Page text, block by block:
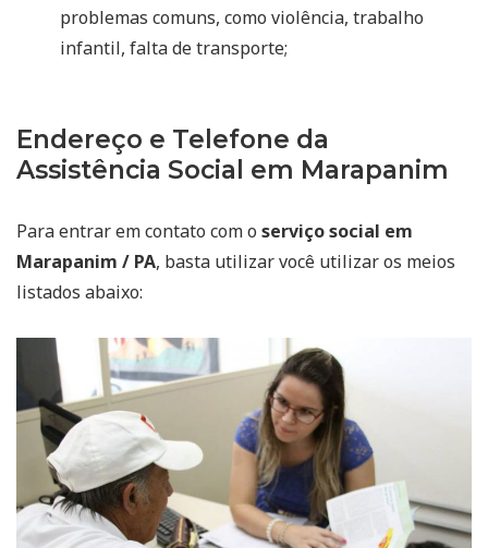
problemas comuns, como violência, trabalho
infantil, falta de transporte;
Endereço e Telefone da
Assistência Social em Marapanim
Para entrar em contato com o serviço social em
Marapanim / PA, basta utilizar você utilizar os meios
listados abaixo: